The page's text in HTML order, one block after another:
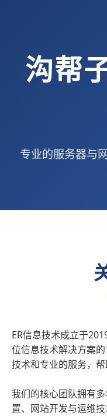
沟帮
专业的服务器与
ER信息技术成立于
位信息技术解决方案
技术和专业的服务，
我们的核心团队拥有
置、网站开发与运维